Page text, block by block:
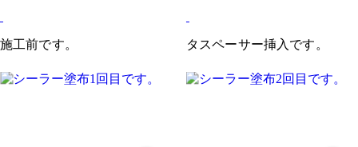
施工前です。 タスペーサー挿入です。